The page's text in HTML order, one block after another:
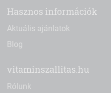
Hasznos információk
Aktuális ajánlatok
Blog
vitaminszallitas.hu
Rólunk